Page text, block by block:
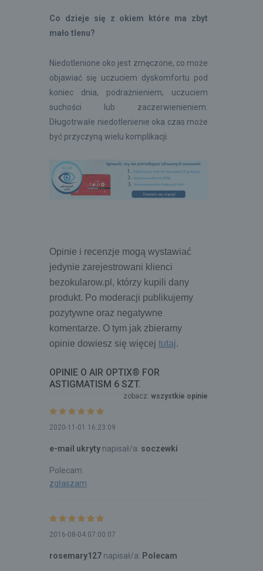
Co dzieje się z okiem które ma zbyt
mało tlenu?
Niedotlenione oko jest zmęczone, co może
objawiać się uczuciem dyskomfortu pod
koniec dnia, podrażnieniem, uczuciem
suchości lub zaczerwienieniem.
Długotrwałe niedotlenienie oka czas może
być przyczyną wielu komplikacji.
Opinie i recenzje mogą wystawiać
jedynie zarejestrowani klienci
bezokularow.pl, którzy kupili dany
produkt. Po moderacji publikujemy
pozytywne oraz negatywne
komentarze. O tym jak zbieramy
opinie dowiesz się więcej tutaj.
OPINIE O AIR OPTIX® FOR
ASTIGMATISM 6 SZT.
zobacz: wszystkie opinie
2020-11-01 16:23:09
e-mail ukryty napisał/a: soczewki
Polecam.
zgłaszam
2016-08-04 07:00:07
rosemary127 napisał/a: Polecam